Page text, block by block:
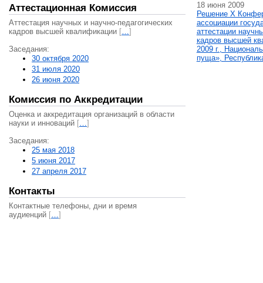
Аттестационная Комиссия
Аттестация научных и научно-педагогических
кадров высшей квалификации […]
Заседания:
30 октября 2020
31 июля 2020
26 июня 2020
Комиссия по Аккредитации
Оценка и аккредитация организаций в области
науки и инноваций […]
Заседания:
25 мая 2018
5 июня 2017
27 апреля 2017
Контакты
Контактные телефоны, дни и время
аудиенций […]
18 июня 2009
Решение X
ассоциации
аттестации
кадров высшей
2009 г.,
пуща»,